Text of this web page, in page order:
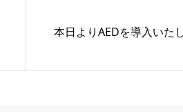
本日よりAEDを導入いた